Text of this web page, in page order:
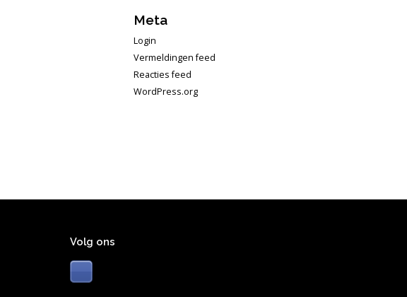
Meta
Login
Vermeldingen feed
Reacties feed
WordPress.org
Volg ons